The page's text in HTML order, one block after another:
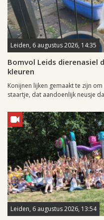
Leiden, 6 augustus 2026, 14:35
Bomvol Leids dierenasiel
kleuren
Konijnen lijken gemaakt te zijn
staartje, dat aandoenlijk neusje
Leiden, 6 augustus 2026, 13:54